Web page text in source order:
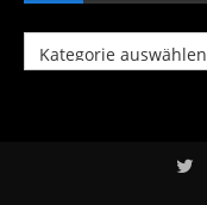
Kategorien